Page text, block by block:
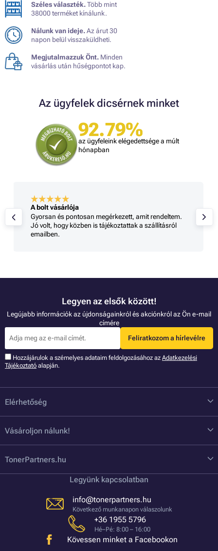
Széles választék.Több mint
38000 terméket kínálunk.
Nálunk van ideje.Az árut 30
napon belül visszaküldheti.
Megjutalmazzuk Önt. Minden
vásárlás után hűségpontot kap.
Az ügyfelek dicsérnek minket
92.79%
az ügyfeleink elégedettsége a múlt
hónapban
A bolt vásárlója
Gyorsan és pontosan megérkezett, amit rendeltem.
Jó volt, hogy közben is tájékoztattak a szállításról
emailben.
Legyen az elsők között!
Legújabb információk az újdonságainkról és akciónkról az Ön e-mail
címére
Feliratkozom a hírlevélre
Hozzájárulok a szémelyes adataim feldolgozásához az Adatkezelési
Tájékoztató alapján.
Elérhetőség
Vásároljon nálunk!
TonerPartners.hu
Legyünk kapcsolatban
info@tonerpartners.hu
Következő munkanapon válaszolunk
+36 1955 5796
Hé–Pé: 8:00 – 16:00
Kövessen minket a Facebookon